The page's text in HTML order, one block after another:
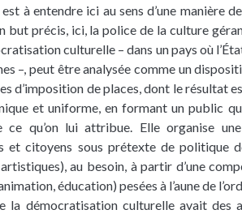
à entendre ici au sens d’une manière
but précis, ici, la police de la culture
culturelle – dans un pays où
–, peut être analysée comme un
d’imposition de places, dont le résultat
et uniforme, en formant un public
ce qu’on lui attribue. Elle organise
et citoyens sous prétexte de politique
au besoin, à partir d’une
éducation) pesées à l’aune de
la démocratisation culturelle avait des